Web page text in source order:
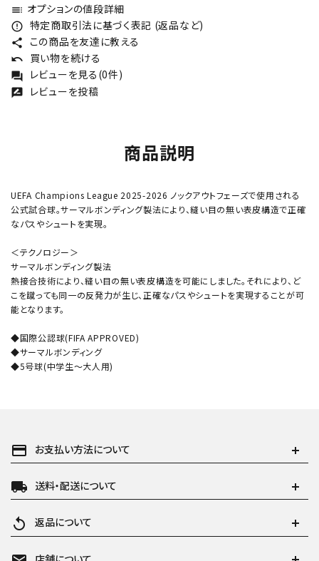
toc オプションの値段詳細
error_outline 特定商取引法に基づく表記 (返品など)
share この商品を友達に教える
undo 買い物を続ける
forum レビューを見る(0件)
rate_review レビューを投稿
商品説明
UEFA Champions League 2025-2026 ノックアウトフェーズで使用される
公式試合球。サーマルボンディング製法により、縫い目の無い表皮構造で正確
なパスやシュートを実現。
＜テクノロジー＞
サーマルボンディング製法
熱接合技術により、縫い目の無い表皮構造を可能にしました。それにより、ど
こを蹴っても同一の反発力が生じ、正確なパスやシュートを実現することが可
能となります。
◆国際公認球(FIFA APPROVED)
◆サーマルボンディング
◆5号球(中学生～大人用)
payment お支払い方法について
local_shipping 送料・配送について
replay 返品について